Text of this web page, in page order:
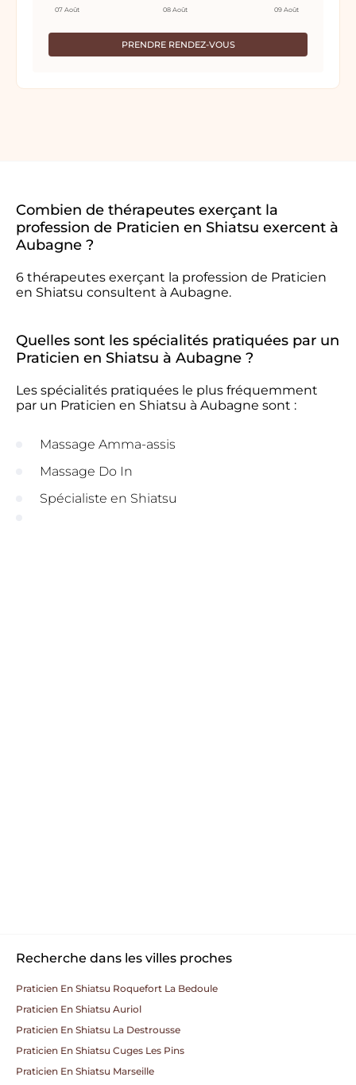
PRENDRE RENDEZ-VOUS
07 Août 08 Août 09 Août
Combien de thérapeutes exerçant la
profession de Praticien en Shiatsu exercent à
Aubagne ?
6 thérapeutes exerçant la profession de Praticien
en Shiatsu consultent à Aubagne.
Quelles sont les spécialités pratiquées par un
Praticien en Shiatsu à Aubagne ?
Les spécialités pratiquées le plus fréquemment
par un Praticien en Shiatsu à Aubagne sont :
Massage Amma-assis
Massage Do In
Spécialiste en Shiatsu
Recherche dans les villes proches
Praticien En Shiatsu Roquefort La Bedoule
Praticien En Shiatsu Auriol
Praticien En Shiatsu La Destrousse
Praticien En Shiatsu Cuges Les Pins
Praticien En Shiatsu Marseille